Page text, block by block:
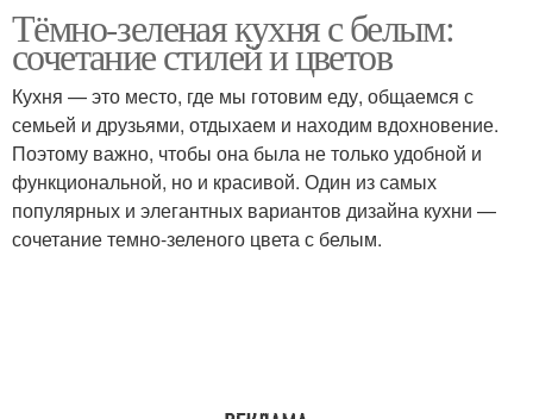
зелёной кухне
Стиль в тёмно-зелёной
кухне
Кухни в зеленых тонах Кухня с белой
Тёмно-зеленая кухня с белым:
сочетание стилей и цветов
Кухня — это место, где мы готовим еду, общаемся с
семьей и друзьями, отдыхаем и находим вдохновение.
Поэтому важно, чтобы она была не только удобной и
функциональной, но и красивой. Один из самых
популярных и элегантных вариантов дизайна кухни —
сочетание темно-зеленого цвета с белым.